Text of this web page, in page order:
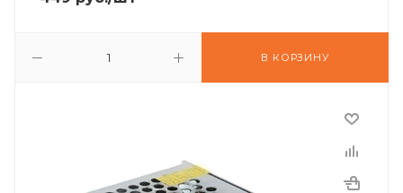
В КОРЗИНУ